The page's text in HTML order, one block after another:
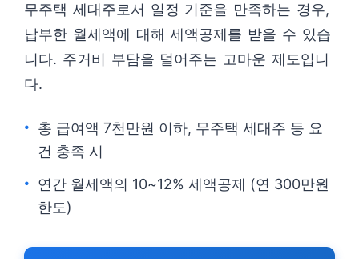
무주택 세대주로서 일정 기준을 만족하는 경우,
납부한 월세액에 대해 세액공제를 받을 수 있습
니다. 주거비 부담을 덜어주는 고마운 제도입니
다.
총 급여액 7천만원 이하, 무주택 세대주 등 요
건 충족 시
연간 월세액의 10~12% 세액공제 (연 300만원
한도)